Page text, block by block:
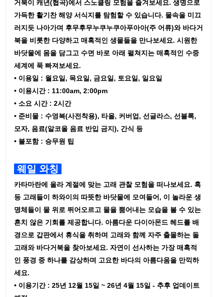
거북이 캐년(협곡)에서 스노클링 모험을 즐겨보세요. 생명으로
가득한 활기찬 해양 서식지를 탐험할 수 있습니다. 물속을 미끄
러지듯 나아가며 후무후무누쿠누쿠아푸아아(주 어류)와 바다거
북을 비롯한 다양하고 매혹적인 생물들을 만나보세요. 시원한
바닷물에 몸을 담그고 수면 바로 아래 펼쳐지는 매혹적인 수중
세계에 푹 빠져보세요.
• 이용일 : 월요일, 목요일, 금요일, 토요일, 일요일
• 이용시간 : 11:00am, 2:00pm
• 소요 시간 : 2시간
• 준비물 : 수영복(사전착용), 타올, 커버업, 선글라스, 선블록,
모자, 음료(알코올 음료 반입 금지), 간식 등
• 불포함 : 승무원 팁
웨일 와칭
카타마란에 올라 계절에 맞는 고래 관찰 모험을 떠나보세요. 혹
등 고래들이 하와이의 따뜻한 바닷물에 모여들어, 이 놀라운 생
명체들이 물 위로 뛰어오르고 물을 뿜어내는 모습을 볼 수 있는
흔치 않은 기회를 제공합니다. 아름다운 다이아몬드 헤드를 배
경으로 갑판에서 휴식을 취하며 고래와 함께 자주 출몰하는 돌
고래와 바다거북을 찾아보세요. 자연이 선사하는 가장 매혹적
인 풍경 중 하나를 감상하며 고요한 바다의 아름다움을 만끽하
세요.
• 이용기간 : 25년 12월 15일 ~ 26년 4월 15일 - 추후 업데이트